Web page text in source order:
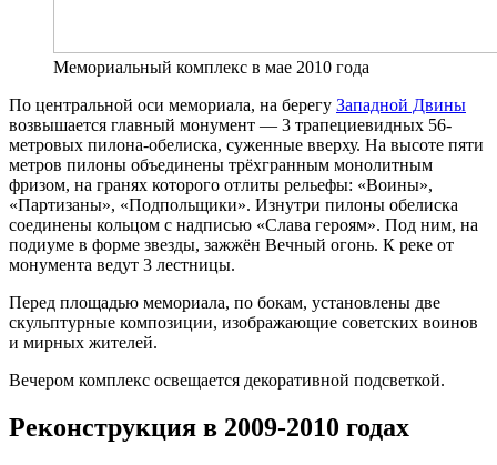
Мемориальный комплекс в мае 2010 года
По центральной оси мемориала, на берегу Западной Двины
возвышается главный монумент — 3 трапециевидных 56-
метровых пилона-обелиска, суженные вверху. На высоте пяти
метров пилоны объединены трёхгранным монолитным
фризом, на гранях которого отлиты рельефы: «Воины»,
«Партизаны», «Подпольщики». Изнутри пилоны обелиска
соединены кольцом с надписью «Слава героям». Под ним, на
подиуме в форме звезды, зажжён Вечный огонь. К реке от
монумента ведут 3 лестницы.
Перед площадью мемориала, по бокам, установлены две
скульптурные композиции, изображающие советских воинов
и мирных жителей.
Вечером комплекс освещается декоративной подсветкой.
Реконструкция в 2009-2010 годах